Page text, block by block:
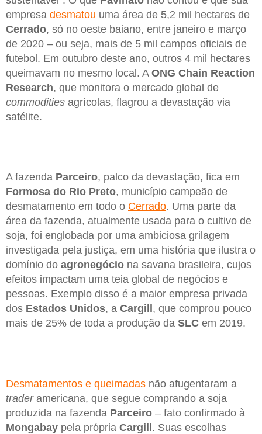
empresa desmatou uma área de 5,2 mil hectares de
Cerrado, só no oeste baiano, entre janeiro e março
de 2020 – ou seja, mais de 5 mil campos oficiais de
futebol. Em outubro deste ano, outros 4 mil hectares
queimavam no mesmo local. A ONG Chain Reaction
Research, que monitora o mercado global de
commodities agrícolas, flagrou a devastação via
satélite.
A fazenda Parceiro, palco da devastação, fica em
Formosa do Rio Preto, município campeão de
desmatamento em todo o Cerrado. Uma parte da
área da fazenda, atualmente usada para o cultivo de
soja, foi englobada por uma ambiciosa grilagem
investigada pela justiça, em uma história que ilustra o
domínio do agronegócio na savana brasileira, cujos
efeitos impactam uma teia global de negócios e
pessoas. Exemplo disso é a maior empresa privada
dos Estados Unidos, a Cargill , que comprou pouco
mais de 25% de toda a produção da SLC em 2019.
Desmatamentos e queimadas não afugentaram a
traderamericana, que segue comprando a soja
produzida na fazenda Parceiro – fato confirmado à
Mongabay pela própria Cargill. Suas escolhas